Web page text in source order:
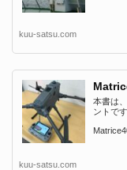
kuu-satsu.com
本書は
ントです
kuu-satsu.com